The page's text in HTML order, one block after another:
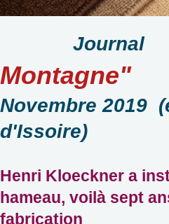
Journal
Montagne"
Novembre 2019
d'Issoire)
Henri Kloeckner a
hameau, voilà sept
fabrication